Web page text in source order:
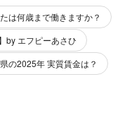
は何歳まで働きますか？
by エフピーあさひ
の2025年 実質賃金は？